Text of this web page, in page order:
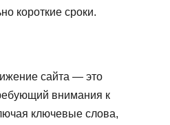
короткие сроки.
сайта — это
внимания к
ключевые слова,